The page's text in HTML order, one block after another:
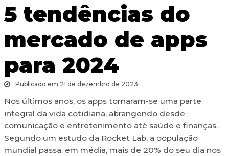
5 tendências do
mercado de apps
para 2024
Publicado em 21 de dezembro de 2023
Nos últimos anos, os apps tornaram-se uma parte
integral da vida cotidiana, abrangendo desde
comunicação e entretenimento até saúde e finanças.
Segundo um estudo da Rocket Lab, a população
mundial passa, em média, mais de 20% do seu dia nos